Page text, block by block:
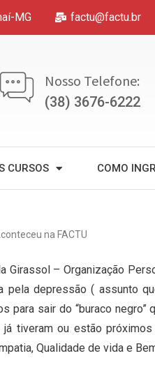
MG factu@factu.br
Nosso Telefone:
(38) 3676-6222
CURSOS COMO
na FACTU
Girassol – Organização
pela depressão ( assunto
para sair do “buraco
já tiveram ou estão
Qualidade de vida e